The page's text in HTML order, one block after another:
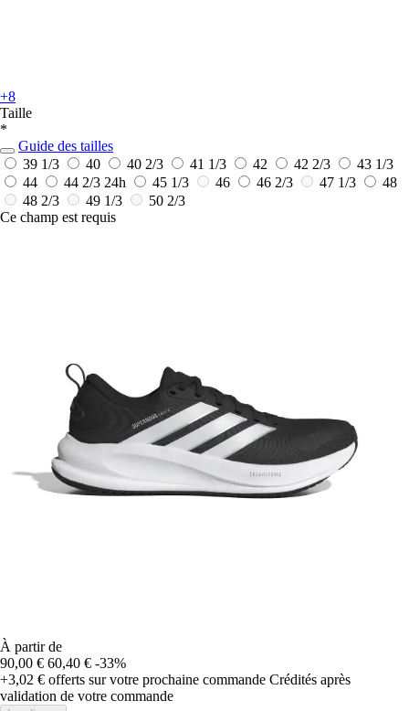
+8
Taille
*
Guide des tailles
39 1/3
40 40 2/3 41 1/3 42 42 2/3
43 1/3
44
44 2/3 24h 45 1/3 46 46 2/3 47 1/3
48
48 2/3
49 1/3
50 2/3
Ce champ est requis
À partir de
90,00 € 60,40 € -33%
+3,02 € offerts sur votre prochaine commande Crédités après
validation de votre commande